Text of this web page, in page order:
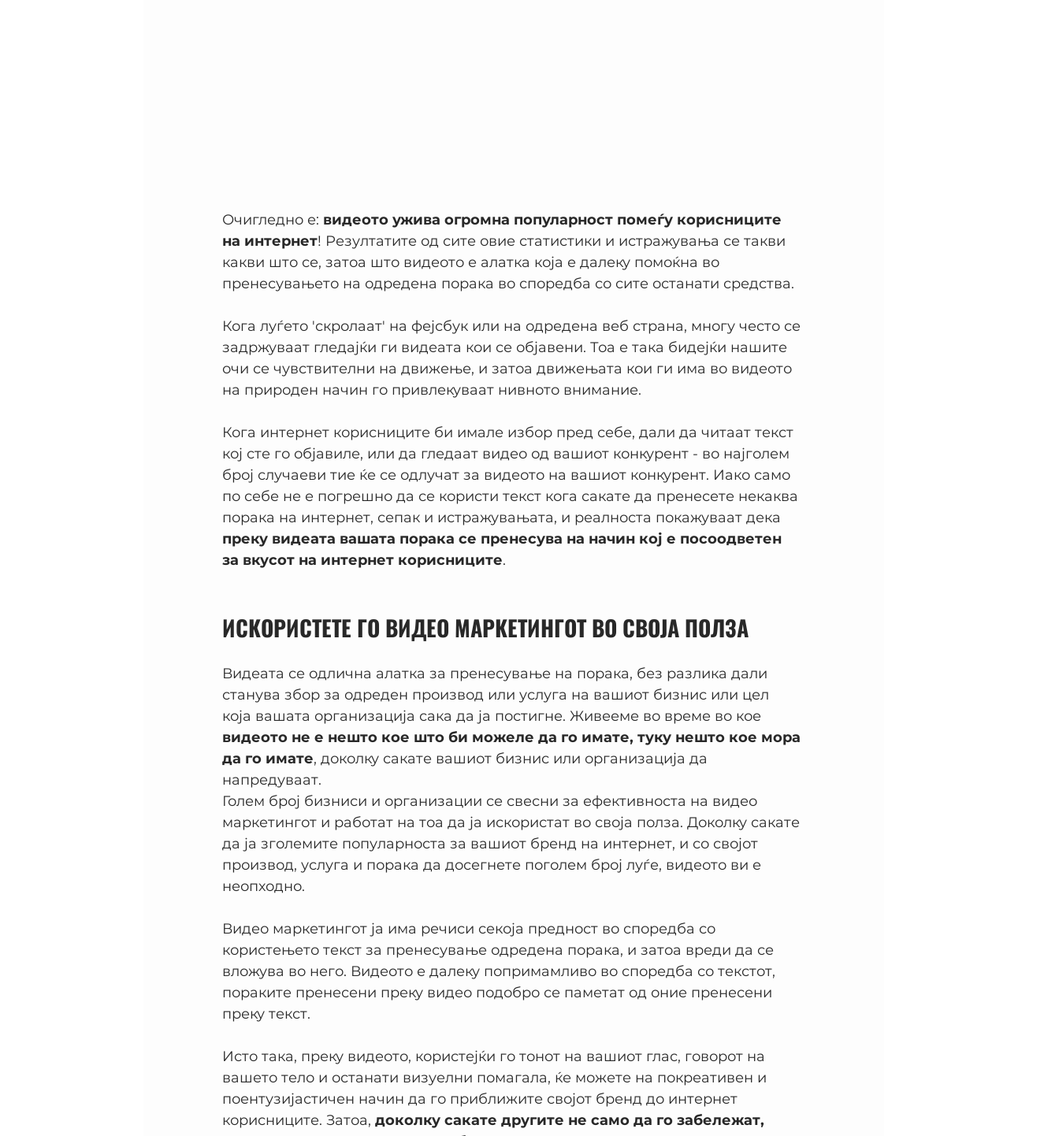
Очигледно е: видеото ужива огромна популарност помеѓу корисниците
на интернет! Резултатите од сите овие статистики и истражувања се такви
какви што се, затоа што видеото е алатка која е далеку помоќна во
пренесувањето на одредена порака во споредба со сите останати средства.
Кога луѓето 'скролаат' на фејсбук или на одредена веб страна, многу често се
задржуваат гледајќи ги видеата кои се објавени. Тоа е така бидејќи нашите
очи се чувствителни на движење, и затоа движењата кои ги има во видеото
на природен начин го привлекуваат нивното внимание.
Кога интернет корисниците би имале избор пред себе, дали да читаат текст
кој сте го објавиле, или да гледаат видео од вашиот конкурент - во најголем
број случаеви тие ќе се одлучат за видеото на вашиот конкурент. Иако само
по себе не е погрешно да се користи текст кога сакате да пренесете некаква
порака на интернет, сепак и истражувањата, и реалноста покажуваат дека
преку видеата вашата порака се пренесува на начин кој е посоодветен
за вкусот на интернет корисниците.
ИСКОРИСТЕТЕ ГО ВИДЕО МАРКЕТИНГОТ ВО СВОЈА ПОЛЗА
Видеата се одлична алатка за пренесување на порака, без разлика дали
станува збор за одреден производ или услуга на вашиот бизнис или цел
која вашата организација сака да ја постигне. Живееме во време во кое
видеото не е нешто кое што би можеле да го имате, туку нешто кое мора
да го имате, доколку сакате вашиот бизнис или организација да
напредуваат.
Голем број бизниси и организации се свесни за ефективноста на видео
маркетингот и работат на тоа да ја искористат во своја полза. Доколку сакате
да ја зголемите популарноста за вашиот бренд на интернет, и со својот
производ, услуга и порака да досегнете поголем број луѓе, видеото ви е
неопходно.
Видео маркетингот ја има речиси секоја предност во споредба со
користењето текст за пренесување одредена порака, и затоа вреди да се
вложува во него. Видеото е далеку попримамливо во споредба со текстот,
пораките пренесени преку видео подобро се паметат од оние пренесени
преку текст.
Исто така, преку видеото, користејќи го тонот на вашиот глас, говорот на
вашето тело и останати визуелни помагала, ќе можете на покреативен и
поентузијастичен начин да го приближите својот бренд до интернет
корисниците. Затоа, доколку сакате другите не само да го забележат,